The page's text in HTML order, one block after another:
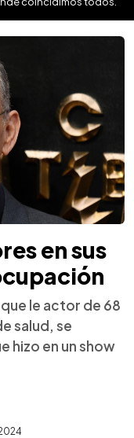
en sus
le actor de 68
salud, se
hizo en un show